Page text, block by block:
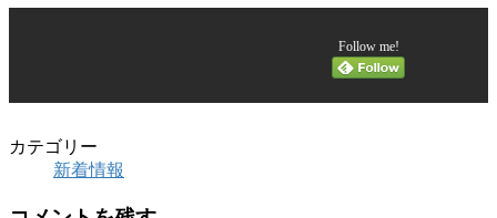
Follow me!
カテゴリー
新着情報